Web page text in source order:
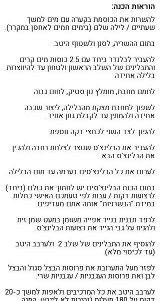
הוראות הכנה:
להשרות את הכוסמת בקערה עם מים למשך
שעתיים / לילה שלם (בימים חמים לאחסן במקרר).
בתום ההשריה, לסנן ולשטוף היטב.
להעביר לבלנדר ביחד עם 2.5 כוסות מים קרים
והתבלינים של השלב הראשון ולטחון עד להיווצרות
בלילה אחידה.
לחמם מחבת, מומלץ נון סטיק, לחום גבוה.
לשפוך למחבת מצקת מהבלילה, ליצור שכבה
אחידה ולהמתין עד לקבלת גוון אחיד.
להפוך לצד השני לכחצי דקה נוספת.
להעביר את הבלינצ'ס שנוצר לצלחת רחבה ולהכין
את הבלינצ'ס הבא.
לערום את כל הבלינצ'סים בערמה עד תום הבלילה.
בתום הכנת הבלינצ'סים יש לחתוך את כולם (ביחד)
לרצועות דקות / עבות לפי טעמכם האישי כתלות
במידת "הבשרניות" אותה אתם מעדיפים.
לרפד תבנית בנייר אפייה משומן במעט שמן זית
ולהניח על גבי הנייר את רצועות הבלינצ'ס.
להוסיף את התבלינים של שלב 2 ולערבב היטב
(עד לכיסוי מלא).
לפזר מעל התערובת את פרוסות הבצל סגול והבצל
לבן ואת פרוסות העגבניות / עגבניות שרי.
לערבב היטב את כל המרכיבים ולאפות למשך כ-20